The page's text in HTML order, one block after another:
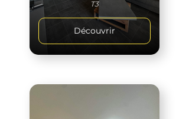
T3
Découvrir